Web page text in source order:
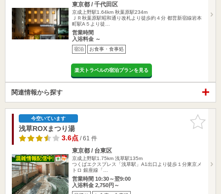
東京都 / 千代田区
京成上野駅1.64km 秋葉原駅234m
ＪＲ秋葉原駅昭和通り改札より徒歩約４分 都営新宿線岩本
町駅A５より徒…
営業時間
入浴料金 ～
宿泊 お食事・食事処
楽天トラベルの宿泊プランを見る
関連情報から探す
お気に入
りに追加
今空いています
浅草ROXまつり湯
3.6点/ 61 件
東京都 / 台東区
京成上野駅1.75km 浅草駅135m
つくばエクスプレス「浅草駅」A1出口より徒歩１分東京メ
トロ 銀座線「…
営業時間 10:30～翌9:00
入浴料金 2,750円～